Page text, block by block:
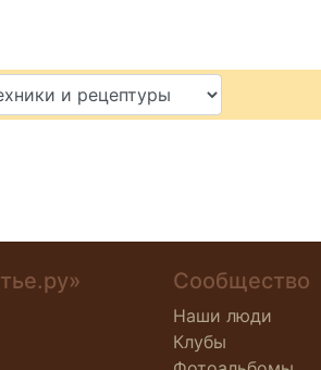
Сообщество
Наши люди
Клубы